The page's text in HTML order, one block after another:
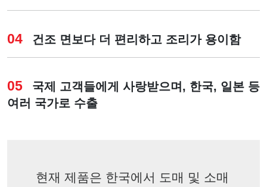
04 건조 면보다 더 편리하고 조리가 용이함
05
국제 고객들에게 사랑받으며, 한국, 일본 등
여러 국가로 수출
현재 제품은 한국에서 도매 및 소매